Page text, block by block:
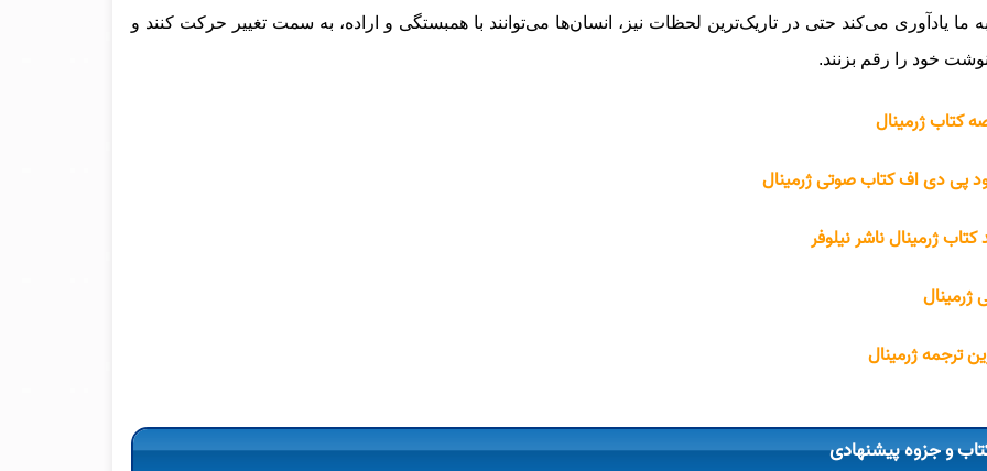
ما یادآوری می‌کند حتی در تاریک‌ترین لحظات نیز، انسان‌ها می‌توانند با همبستگی و اراده، به سمت تغییر حرکت کنند و
خود را رقم بزنند.
کتاب ژرمینال
پی دی اف کتاب صوتی ژرمینال
کتاب ژرمینال ناشر نیلوفر
ژرمینال
ترجمه ژرمینال
و جزوه پیشنهادی